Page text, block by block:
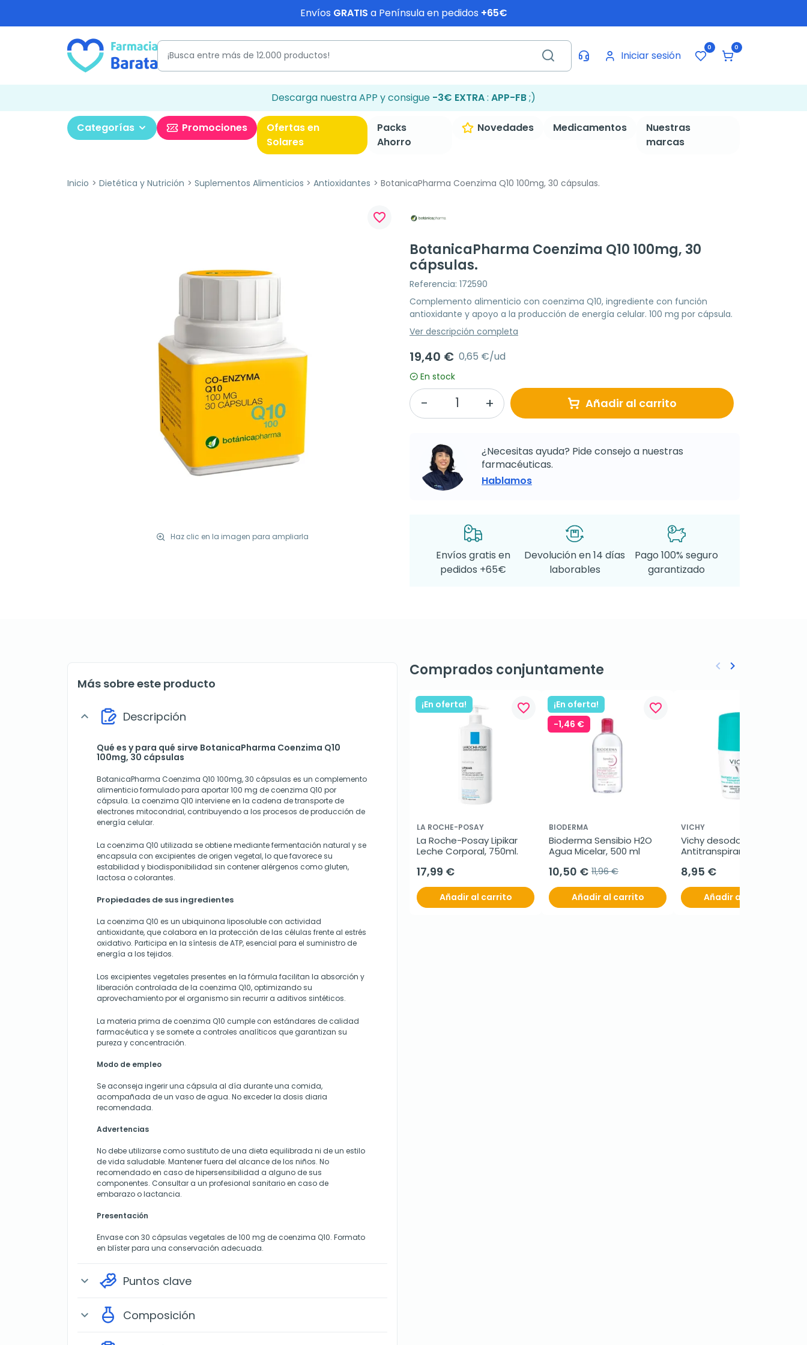
Envíos GRATIS a Península en pedidos +65€
Iniciar sesión
0 0
Descarga nuestra APP y consigue -3€ EXTRA: APP-FB;)
Categorías Promociones
Ofertas en
Solares
Packs
Ahorro
Novedades Medicamentos
Nuestras
marcas
Inicio Dietética y Nutrición Suplementos Alimenticios Antioxidantes BotanicaPharma Coenzima Q10 100mg, 30 cápsulas.
Haz clic en la imagen para ampliarla
favorite_border
BotanicaPharma Coenzima Q10 100mg, 30
cápsulas.
Referencia: 172590
Complemento alimenticio con coenzima Q10, ingrediente con función
antioxidante y apoyo a la producción de energía celular. 100 mg por cápsula.
Ver descripción completa
19,40 € 0,65 €/ud
En stock
Añadir al carrito
¿Necesitas ayuda? Pide consejo a nuestras
farmacéuticas.
Hablamos
Envíos gratis en
pedidos +65€
Devolución en 14 días
laborables
Pago 100% seguro
garantizado
Más sobre este producto
expand_more Descripción
Qué es y para qué sirve BotanicaPharma Coenzima Q10
100mg, 30 cápsulas
BotanicaPharma Coenzima Q10 100mg, 30 cápsulas es un complemento
alimenticio formulado para aportar 100 mg de coenzima Q10 por
cápsula. La coenzima Q10 interviene en la cadena de transporte de
electrones mitocondrial, contribuyendo a los procesos de producción de
energía celular.
La coenzima Q10 utilizada se obtiene mediante fermentación natural y se
encapsula con excipientes de origen vegetal, lo que favorece su
estabilidad y biodisponibilidad sin contener alérgenos como gluten,
lactosa o colorantes.
Propiedades de sus ingredientes
La coenzima Q10 es un ubiquinona liposoluble con actividad
antioxidante, que colabora en la protección de las células frente al estrés
oxidativo. Participa en la síntesis de ATP, esencial para el suministro de
energía a los tejidos.
Los excipientes vegetales presentes en la fórmula facilitan la absorción y
liberación controlada de la coenzima Q10, optimizando su
aprovechamiento por el organismo sin recurrir a aditivos sintéticos.
La materia prima de coenzima Q10 cumple con estándares de calidad
farmacéutica y se somete a controles analíticos que garantizan su
pureza y concentración.
Modo de empleo
Se aconseja ingerir una cápsula al día durante una comida,
acompañada de un vaso de agua. No exceder la dosis diaria
recomendada.
Advertencias
No debe utilizarse como sustituto de una dieta equilibrada ni de un estilo
de vida saludable. Mantener fuera del alcance de los niños. No
recomendado en caso de hipersensibilidad a alguno de sus
componentes. Consultar a un profesional sanitario en caso de
embarazo o lactancia.
Presentación
Envase con 30 cápsulas vegetales de 100 mg de coenzima Q10. Formato
en blíster para una conservación adecuada.
expand_more Puntos clave
expand_more Composición
Comprados conjuntamente
¡En oferta! favorite_border
LA ROCHE-POSAY
La Roche-Posay Lipikar
Leche Corporal, 750ml.
17,99 €
Añadir al carrito
¡En oferta!
-1,46 €
favorite_border
BIODERMA
Bioderma Sensibio H2O
Agua Micelar, 500 ml
10,50 € 11,96 €
Añadir al carrito
VICHY
Vichy desodorante
Antitranspirante 48h, 50
8,95 €
Añadir al carrito
Anterior
keyboard_arrow_left Siguiente
keyboard_arrow_right